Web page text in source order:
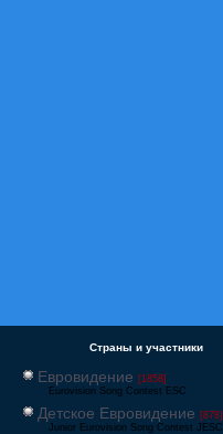
Страны и участники
Евровидение [1858]
Eurovision Song Contest ESC
Детское Евровидение [878]
Junior Eurovision Song Contest JESC